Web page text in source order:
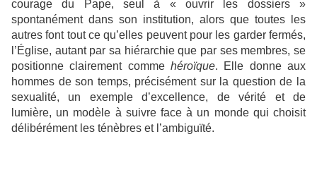
courage du Pape, seul à « ouvrir les dossiers »
spontanément dans son institution, alors que toutes les
autres font tout ce qu’elles peuvent pour les garder fermés,
l’Église, autant par sa hiérarchie que par ses membres, se
positionne clairement comme héroïque. Elle donne aux
hommes de son temps, précisément sur la question de la
sexualité, un exemple d’excellence, de vérité et de
lumière, un modèle à suivre face à un monde qui choisit
délibérément les ténèbres et l’ambiguïté.